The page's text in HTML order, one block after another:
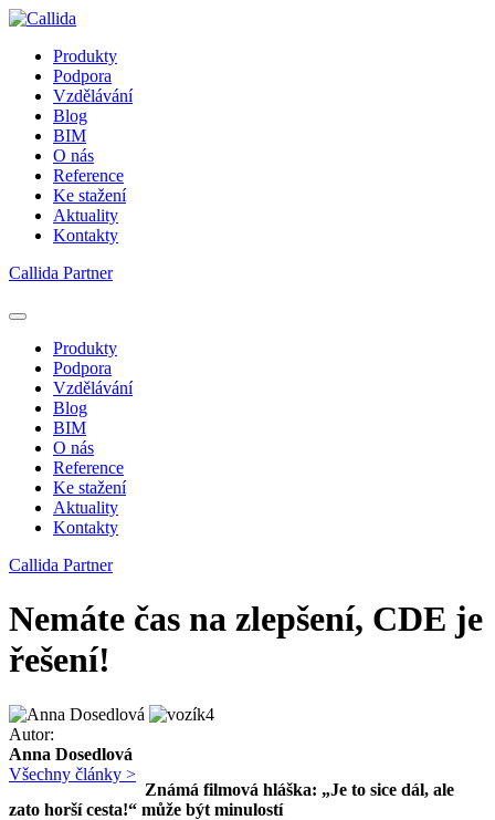
Produkty
Podpora
Vzdělávání
Blog
BIM
O nás
Reference
Ke stažení
Aktuality
Kontakty
Callida Partner
Produkty
Podpora
Vzdělávání
Blog
BIM
O nás
Reference
Ke stažení
Aktuality
Kontakty
Callida Partner
Nemáte čas na zlepšení, CDE je
řešení!
Autor:
Anna Dosedlová
Všechny články >
Známá filmová hláška: „Je to sice dál, ale
zato horší cesta!“ může být minulostí